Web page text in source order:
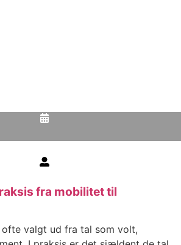
fra mobilitet til
valgt ud fra tal som volt,